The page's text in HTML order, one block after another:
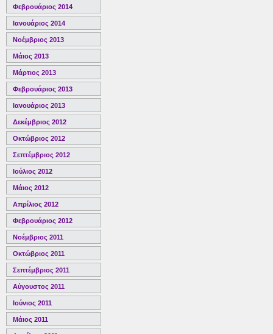
Φεβρουάριος 2014
Ιανουάριος 2014
Νοέμβριος 2013
Μάιος 2013
Μάρτιος 2013
Φεβρουάριος 2013
Ιανουάριος 2013
Δεκέμβριος 2012
Οκτώβριος 2012
Σεπτέμβριος 2012
Ιούλιος 2012
Μάιος 2012
Απρίλιος 2012
Φεβρουάριος 2012
Νοέμβριος 2011
Οκτώβριος 2011
Σεπτέμβριος 2011
Αύγουστος 2011
Ιούνιος 2011
Μάιος 2011